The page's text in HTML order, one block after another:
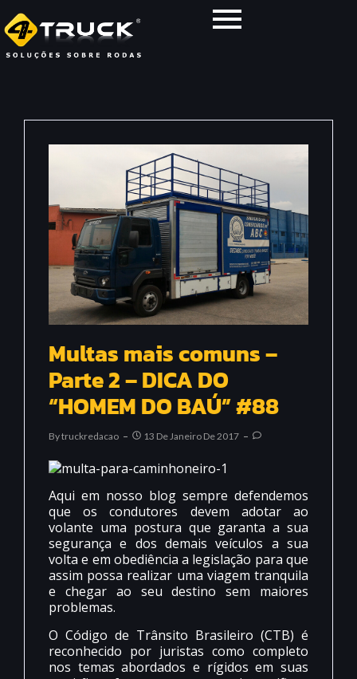
Multas mais comuns –
Parte 2 – DICA DO
“HOMEM DO BAÚ” #88
ByTruckredacao 13 De Janeiro De 2017
Aqui em nosso blog sempre defendemos
que os condutores devem adotar ao
volante uma postura que garanta a sua
segurança e dos demais veículos a sua
volta e em obediência a legislação para que
assim possa realizar uma viagem tranquila
e chegar ao seu destino sem maiores
problemas.
O Código de Trânsito Brasileiro (CTB) é
reconhecido por juristas como completo
nos temas abordados e rígidos em suas